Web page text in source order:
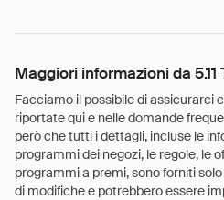
Maggiori informazioni da
Facciamo il possibile di assicurarci
riportate qui e nelle domande
però che tutti i dettagli, incluse le
programmi dei negozi, le regole, le
programmi a premi, sono forniti
di modifiche e potrebbero essere